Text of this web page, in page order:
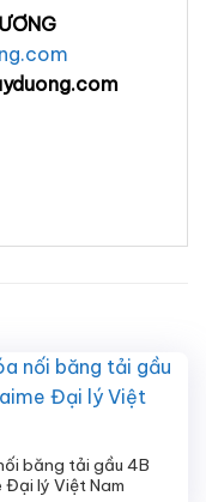
băng tải gầu 4B
Đại lý Việt Nam